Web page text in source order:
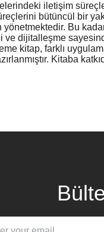
iletişim
bütüncül bir
Bu
dijitalleşme
kitap, farklı
Kitaba